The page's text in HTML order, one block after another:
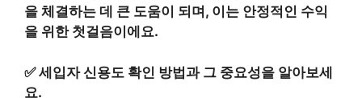
을 체결하는 데 큰 도움이 되며, 이는 안정적인 수익
을 위한 첫걸음이에요.
✅세입자 신용도 확인 방법과 그 중요성을 알아보세
요.